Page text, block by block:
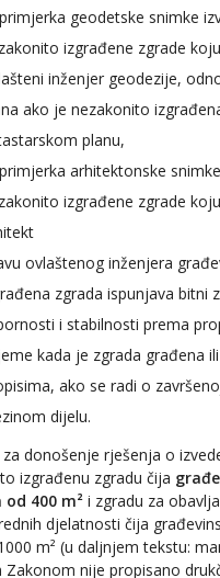
geodetske snimke
izgrađene zgrade
inženjer geodezije,
ako je nezakonito
planu,
arhitektonske
izgrađene zgrade
ovlaštenog inženjera
zgrada ispunjava bitni
i stabilnosti prema
kada je zgrada građena
ako se radi o
dijelu.
donošenje rješenja o
izgrađenu zgradu čija
od 400 m² i zgradu za
djelatnosti čija
m² (u daljnjem tekstu:
Zakonom nije propisano